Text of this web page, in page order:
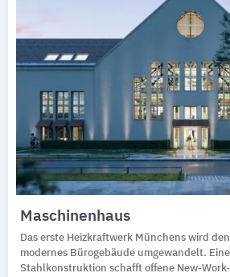
Maschinenhaus
Das erste Heizkraftwerk Münchens wird
modernes Bürogebäude umgewandelt.
Stahlkonstruktion schafft offene New-